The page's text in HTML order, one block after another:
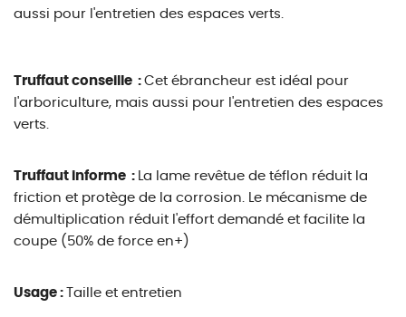
aussi pour l'entretien des espaces verts.
Truffaut conseille : Cet ébrancheur est idéal pour
l'arboriculture, mais aussi pour l'entretien des espaces
verts.
Truffaut informe : La lame revêtue de téflon réduit la
friction et protège de la corrosion. Le mécanisme de
démultiplication réduit l'effort demandé et facilite la
coupe (50% de force en+)
Usage : Taille et entretien